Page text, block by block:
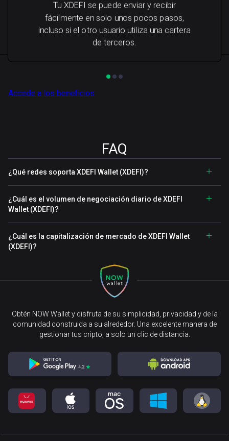
Tu XDEFI se puede enviar y recibir
fácilmente en solo unos pocos pasos,
incluso si el otro usuario utiliza una cartera
de terceros.
Accede a los beneficios
FAQ
¿Qué redes soporta XDEFI Wallet (XDEFI)?
¿Cuál es el volumen de negociación diario de XDEFI
Wallet (XDEFI)?
¿Cuál es la capitalización de mercado de XDEFI Wallet
(XDEFI)?
Obtén NOW Wallet y disfruta de su simplicidad, privacidad y de la
comunidad construida a su alrededor. Una excelente manera de
gestionar tus cripto, a solo un clic de distancia.